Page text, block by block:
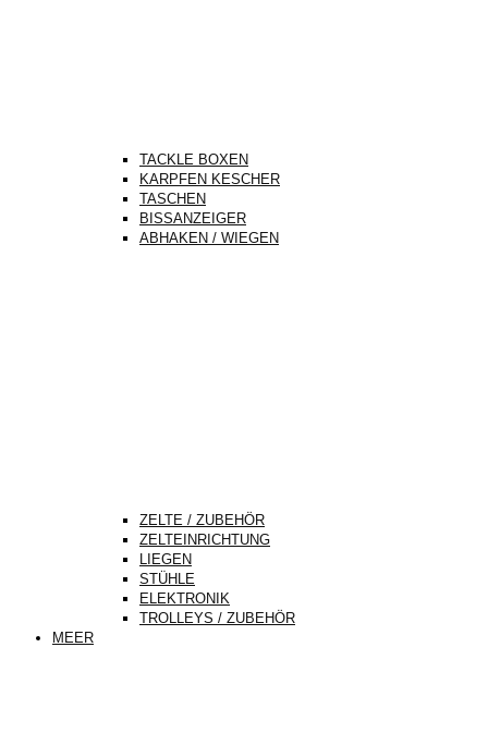
TACKLE BOXEN
KARPFEN KESCHER
TASCHEN
BISSANZEIGER
ABHAKEN / WIEGEN
ZELTE / ZUBEHÖR
ZELTEINRICHTUNG
LIEGEN
STÜHLE
ELEKTRONIK
TROLLEYS / ZUBEHÖR
MEER